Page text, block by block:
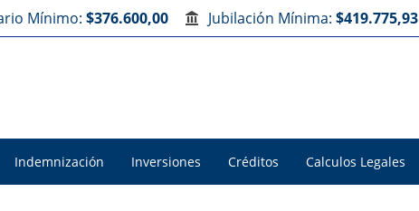
Mínimo: $376.600,00 Jubilación Mínima: $419.775,93
Indemnización Inversiones Créditos Calculos Legales